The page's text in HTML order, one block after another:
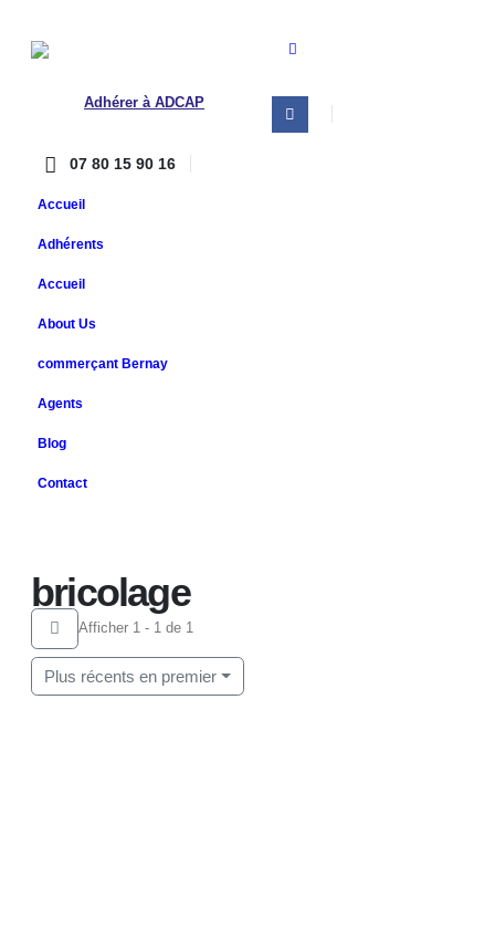
Adhérer à ADCAP
07 80 15 90 16
Accueil
Adhérents
Accueil
About Us
commerçant Bernay
Agents
Blog
Contact
bricolage
Afficher 1 - 1 de 1
Plus récents en premier